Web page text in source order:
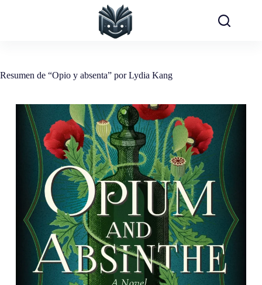
Resumen de “Opio y absenta” por Lydia Kang